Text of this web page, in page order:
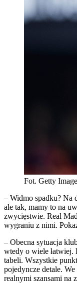
Fot. Getty
– Widmo spadku? Na
ale tak, mamy to na
zwycięstwie. Real
wygraniu z nimi.
– Obecna sytuacja
wtedy o wiele
tabeli. Wszystkie
pojedyncze detale.
realnymi szansami na